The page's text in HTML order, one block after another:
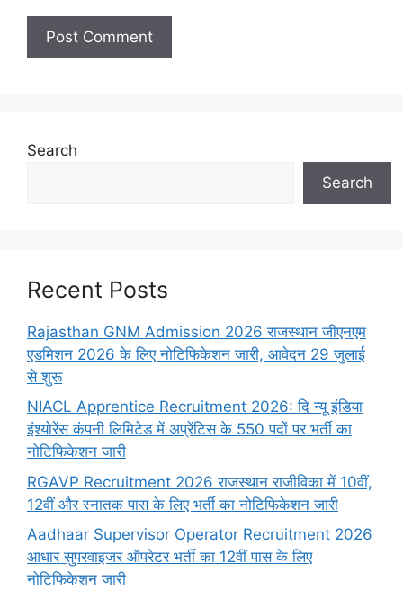
Search
Search
Recent Posts
Rajasthan GNM Admission 2026 राजस्थान जीएनएम
एडमिशन 2026 के लिए नोटिफिकेशन जारी, आवेदन 29 जुलाई
से शुरू
NIACL Apprentice Recruitment 2026: दि न्यू इंडिया
इंश्योरेंस कंपनी लिमिटेड में अप्रेंटिस के 550 पदों पर भर्ती का
नोटिफिकेशन जारी
RGAVP Recruitment 2026 राजस्थान राजीविका में 10वीं,
12वीं और स्नातक पास के लिए भर्ती का नोटिफिकेशन जारी
Aadhaar Supervisor Operator Recruitment 2026
आधार सुपरवाइजर ऑपरेटर भर्ती का 12वीं पास के लिए
नोटिफिकेशन जारी